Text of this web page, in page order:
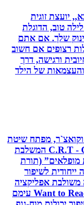
זוגית
הדוגלת
שלך. אם אתם
אם חשוב
דרך
של הילד
מפתח שיטת
C.R.T - Cognitive Reaction Training המשלבת
(תורת
לשיפור
אפליקציה
ייחודית וערכה ייעודיות בשם: Want to React עימם